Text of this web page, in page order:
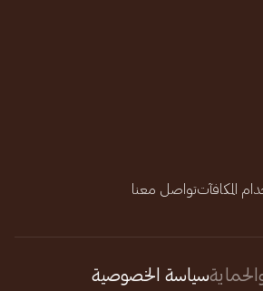
المكافآتتواصل معنا
سياسة الخصوصية